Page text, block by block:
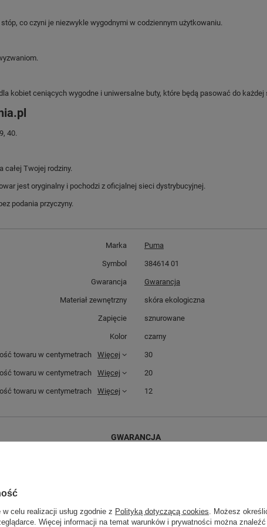
co czyni je niezwykle wygodnymi w codziennym użytkowaniu.
kobiet ceniących wygodne i uniwersalne buty, które będą pasować do każdej
40.
całej Twojej rodziny.
jest oryginalny i pochodzi z oficjalnej sieci dystrybucyjnej.
podania przyczyny.
Marka Puma
Symbol 384614 01
Gwarancja Gwarancja
Materiał zewnętrzny skóra ekologiczna
Zapięcie sznurowane
Kolor czarny
towaru w centymetrach Więcej 30
towaru w centymetrach Więcej 20
towaru w centymetrach Więcej 12
GWARANCJA
Kościuszki 27b
85-079 Bydgoszcz
celu realizacji usług zgodnie z Polityką dotyczącą cookies . Możesz
Więcej informacji na temat warunków i prywatności można